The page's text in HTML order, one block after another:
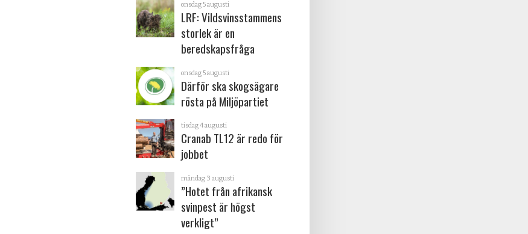
onsdag 5 augusti
LRF: Vildsvinsstammens
storlek är en
beredskapsfråga
onsdag 5 augusti
Därför ska skogsägare
rösta på Miljöpartiet
tisdag 4 augusti
Cranab TL12 är redo för
jobbet
måndag 3 augusti
”Hotet från afrikansk
svinpest är högst
verkligt”